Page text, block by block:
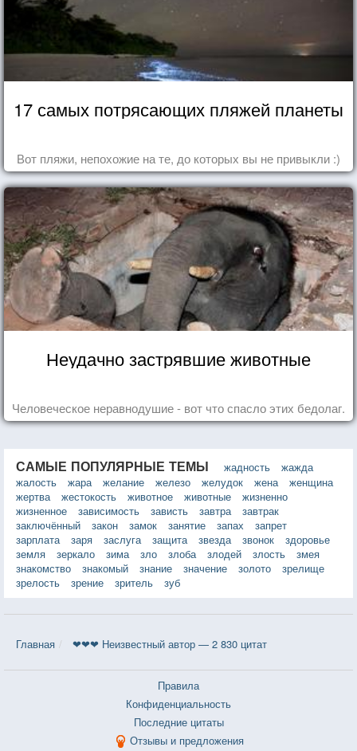
17 самых потрясающих пляжей планеты
Вот пляжи, непохожие на те, до которых вы не привыкли :)
Неудачно застрявшие животные
Человеческое неравнодушие - вот что спасло этих бедолаг.
САМЫЕ ПОПУЛЯРНЫЕ ТЕМЫ жадность
жажда
жалость
жара желание железо желудок жена
женщина
жертва
жестокость животное животные
жизненно
жизненное
зависимость зависть завтра
завтрак
заключённый
закон замок занятие запах
запрет
зарплата
заря заслуга защита звезда звонок
здоровье
земля
зеркало зима зло злоба злодей злость
змея
знакомство
знакомый знание значение золото
зрелище
зрелость
зрение зритель зуб
Главная ❤❤❤ Неизвестный автор — 2 830 цитат
Правила
Конфиденциальность
Последние цитаты
Отзывы и предложения